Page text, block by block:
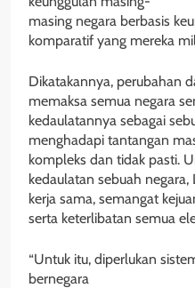
masing negara berbasis
komparatif yang mereka
Dikatakannya, perubahan
memaksa semua negara
kedaulatannya sebagai
menghadapi tantangan
kompleks dan tidak pasti.
kedaulatan sebuah
kerja sama, semangat
serta keterlibatan semua
“Untuk itu, diperlukan
bernegara